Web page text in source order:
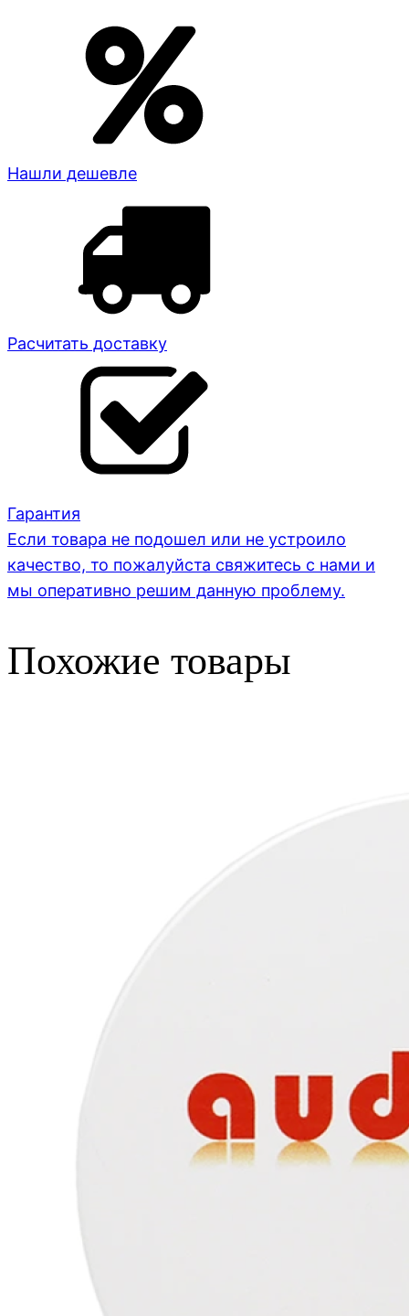
Нашли дешевле
Расчитать доставку
Гарантия
Если товара не подошел или не устроило
качество, то пожалуйста свяжитесь с нами и
мы оперативно решим данную проблему.
Похожие товары